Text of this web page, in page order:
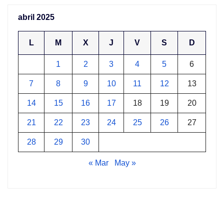
abril 2025
L M X J V S D
1 2 3 4 5 6
7 8 9 10 11 12 13
14 15 16 17 18 19 20
21 22 23 24 25 26 27
28 29 30
« Mar May »